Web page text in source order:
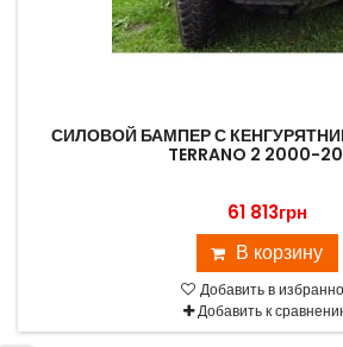
СИЛОВОЙ БАМПЕР С
TERRANO 2 2000-
61 813грн
В корзину
Добавить в
Добавить к